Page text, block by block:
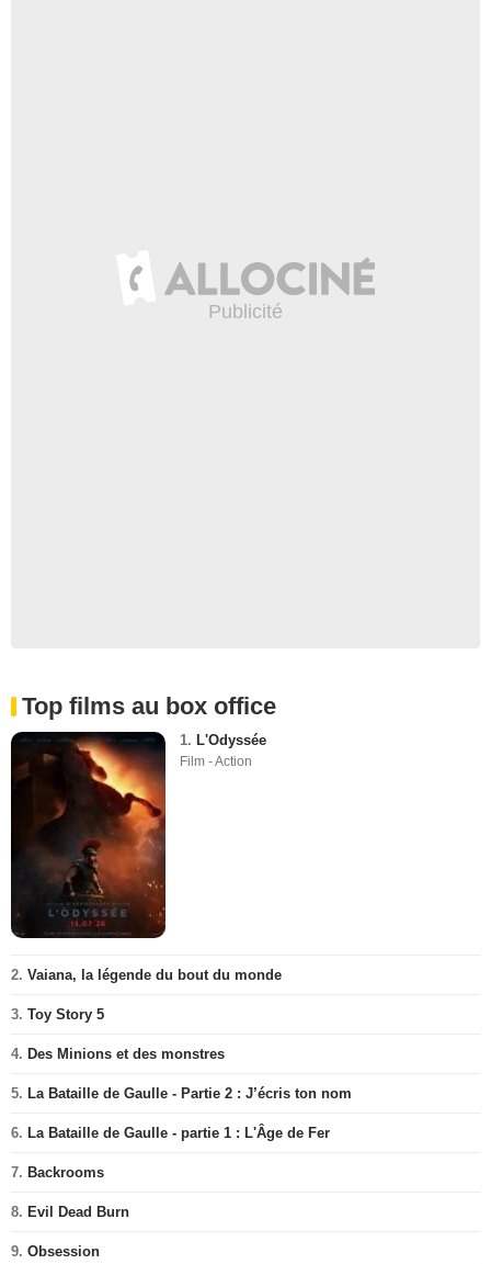
Top films au box office
1. L'Odyssée
Film - Action
2. Vaiana, la légende du bout du monde
3. Toy Story 5
4. Des Minions et des monstres
5. La Bataille de Gaulle - Partie 2 : J’écris ton nom
6. La Bataille de Gaulle - partie 1 : L'Âge de Fer
7. Backrooms
8. Evil Dead Burn
9. Obsession